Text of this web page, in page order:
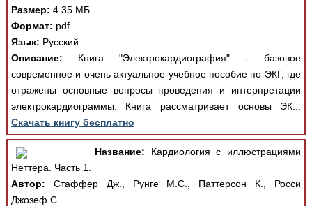
Размер: 4.35 МБ
Формат: pdf
Язык: Русский
Описание: Книга "Электрокардиография" - базовое
современное и очень актуальное учебное пособие по ЭКГ, где
отражены основные вопросы проведения и интерпретации
электрокардиограммы. Книга рассматривает основы ЭК...
Скачать книгу бесплатно
Название: Кардиология с иллюстрациями
Неттера. Часть 1.
Автор: Стаффер Дж., Рунге М.С., Паттерсон К., Росси
Джозеф С.